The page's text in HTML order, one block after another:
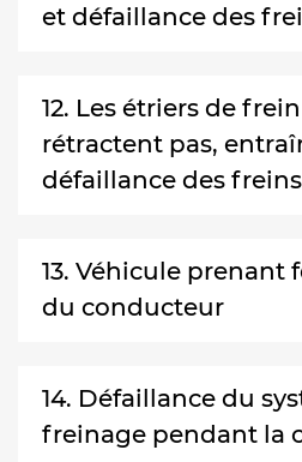
et défaillance des
12. Les étriers de
rétractent pas,
défaillance des freins
13. Véhicule prenant
du conducteur
14. Défaillance du
freinage pendant la